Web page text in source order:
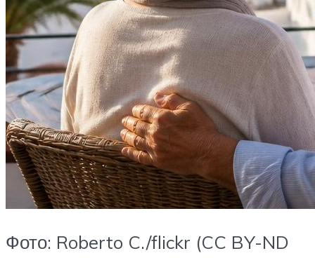
Фото: Roberto C./flickr (CC BY-ND